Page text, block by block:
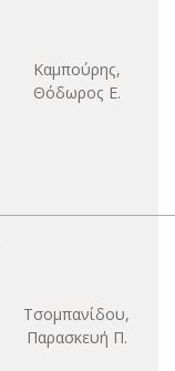
Καμπούρης,
Θόδωρος Ε.
Τσομπανίδου,
Παρασκευή Π.